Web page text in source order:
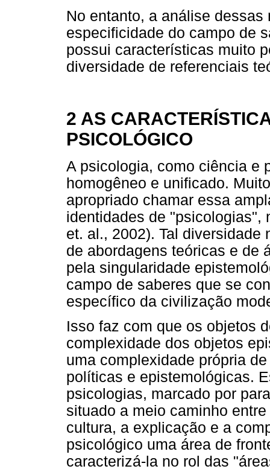
No entanto, a análise
especificidade do campo de
possui características muito
diversidade de referenciais
2 AS
PSICOLÓGICO
A psicologia, como ciência e
homogêneo e unificado.
apropriado chamar essa
identidades de "psicologias",
et. al., 2002). Tal
de abordagens teóricas e de
pela singularidade
campo de saberes que se
específico da civilização
Isso faz com que os objetos
complexidade dos objetos
uma complexidade própria
políticas e epistemológicas.
psicologias, marcado por
situado a meio caminho
cultura, a explicação e a
psicológico uma área de
caracterizá-la no rol das